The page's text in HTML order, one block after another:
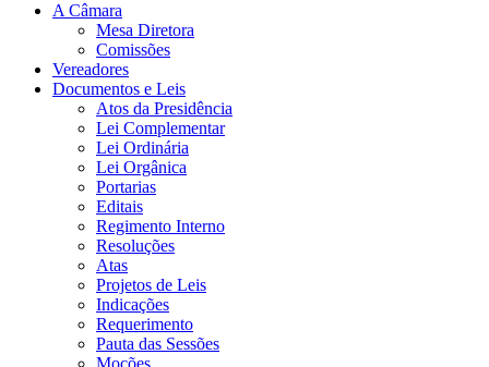
A Câmara
Mesa Diretora
Comissões
Vereadores
Documentos e Leis
Atos da Presidência
Lei Complementar
Lei Ordinária
Lei Orgânica
Portarias
Editais
Regimento Interno
Resoluções
Atas
Projetos de Leis
Indicações
Requerimento
Pauta das Sessões
Moções